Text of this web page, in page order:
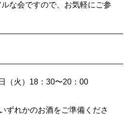
な会ですので、お気軽にご参
（火）18：30〜20：00
ずれかのお酒をご準備くださ